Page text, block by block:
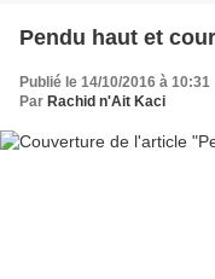
Pendu haut et
Publié le 14/10/2016 à 10:31
Par Rachid n'Ait Kaci